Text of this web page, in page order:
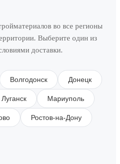
во все регионы
Выберите один из
доставки.
Волгодонск Донецк
Луганск Мариуполь
Ростов-на-Дону